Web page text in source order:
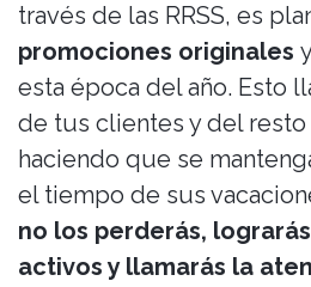
través de las RRSS, es
promociones originales
esta época del año. Esto
de tus clientes y del resto
haciendo que se
el tiempo de sus
no los perderás,
activos y llamarás la